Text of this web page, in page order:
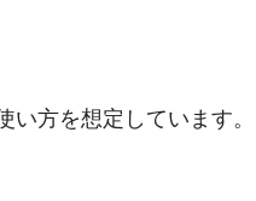
方を想定しています。